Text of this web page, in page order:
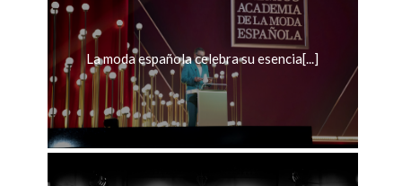
La moda española celebra su esencia[...]